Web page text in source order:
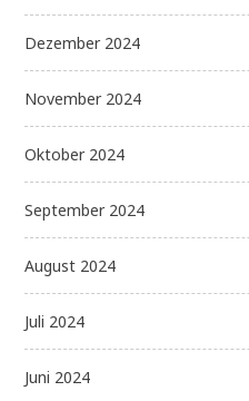
Dezember 2024
November 2024
Oktober 2024
September 2024
August 2024
Juli 2024
Juni 2024